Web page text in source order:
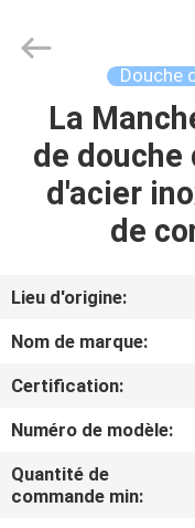
LA
MAISON
À
PROPOS
NOUS
Technology
Company.
Douche
La
de douche
d'acier
de
Lieu d'origine:
Nom de marque:
Certification:
Numéro de modèle:
Quantité de
commande min: